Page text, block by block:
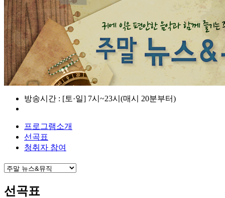
방송시간 : [토·일] 7시~23시(매시 20분부터)
프로그램소개
선곡표
청취자 참여
선곡표